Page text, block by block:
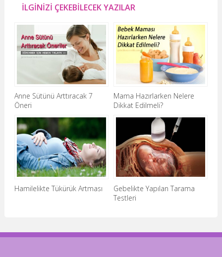
İLGİNİZİ ÇEKEBİLECEK YAZILAR
Anne Sütünü Arttıracak 7
Öneri
Mama Hazırlarken Nelere
Dikkat Edilmeli?
Hamilelikte Tükürük Artması
Gebelikte Yapılan Tarama
Testleri